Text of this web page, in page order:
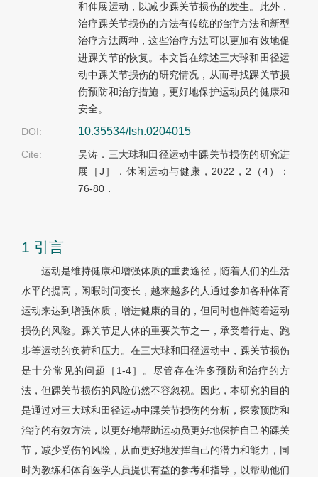
和伸展运动，以减少踝关节损伤的发生。此外，
治疗踝关节损伤的方法有传统的治疗方法和新型
治疗方法两种，这些治疗方法可以更加有效地促
进踝关节的恢复。本文旨在综述三大球和田径运
动中踝关节损伤的研究情况，从而寻找踝关节损
伤预防和治疗措施，更好地保护运动员的健康和
安全。
DOI:
10.35534/lsh.0204015
Cite:
吴涛．三大球和田径运动中踝关节损伤的研究进
展［J］．休闲运动与健康，2022，2（4）：
76-80．
1 引言
运动是维持健康和增强体质的重要途径，随着人们的生活
水平的提高，闲暇时间变长，越来越多的人通过参加各种体育
运动来达到增强体质，增进健康的目的，但同时也伴随着运动
损伤的风险。踝关节是人体的重要关节之一，承受着行走、跑
步等运动的负荷和压力。在三大球和田径运动中，踝关节损伤
是十分常见的问题［1-4］。尽管存在许多预防和治疗的方
法，但踝关节损伤的风险仍然不容忽视。因此，本研究的目的
是通过对三大球和田径运动中踝关节损伤的分析，探索预防和
治疗的有效方法，以更好地帮助运动员更好地保护自己的踝关
节，减少受伤的风险，从而更好地发挥自己的潜力和能力，同
时为教练和体育医学人员提供有益的参考和指导，以帮助他们